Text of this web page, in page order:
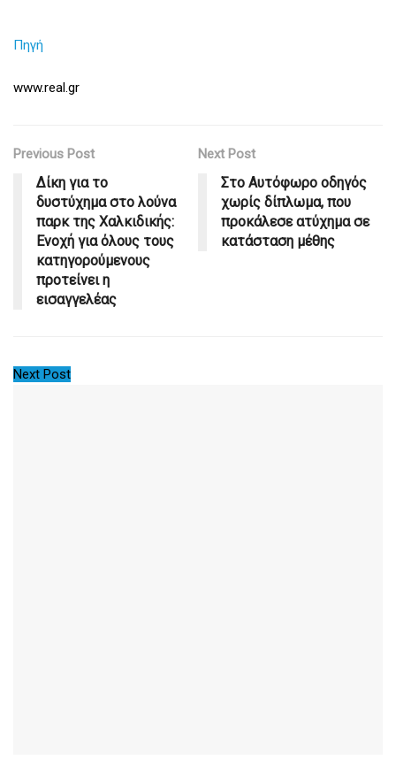
Πηγή
www.real.gr
Previous Post
Δίκη για το
δυστύχημα στο λούνα
παρκ της Χαλκιδικής:
Ενοχή για όλους τους
κατηγορούμενους
προτείνει η
εισαγγελέας
Next Post
Στο Αυτόφωρο οδηγός
χωρίς δίπλωμα, που
προκάλεσε ατύχημα σε
κατάσταση μέθης
Next Post